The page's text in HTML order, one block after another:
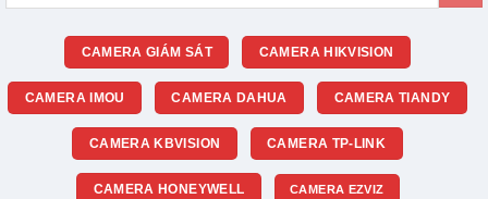
CAMERA GIÁM SÁT CAMERA HIKVISION
CAMERA IMOU CAMERA DAHUA CAMERA TIANDY
CAMERA KBVISION CAMERA TP-LINK
CAMERA HONEYWELL CAMERA EZVIZ